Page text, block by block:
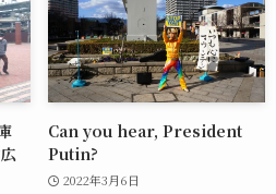
Can you hear, President
Putin?
2022年3月6日